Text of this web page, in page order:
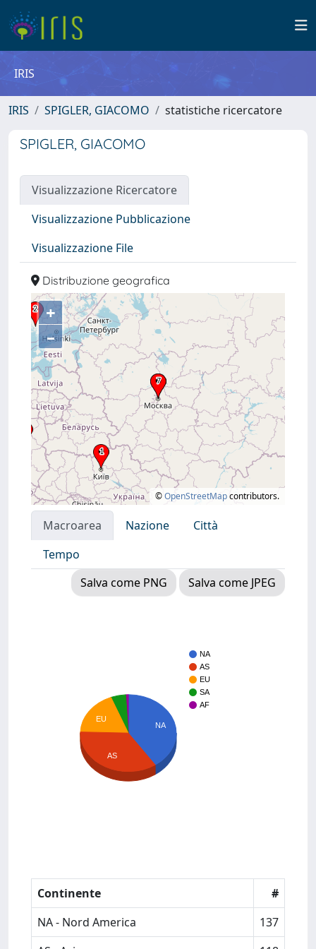
IRIS
IRIS SPIGLER, GIACOMO statistiche ricercatore
SPIGLER, GIACOMO
Visualizzazione Ricercatore
Visualizzazione Pubblicazione
Visualizzazione File
Distribuzione geografica
+
–
©OpenStreetMapcontributors.
Macroarea Nazione
Città
Tempo
Salva come PNG
Salva come JPEG
NA
AS
EU
SA
AF
NA
EU
AS
Continente
#
NA - Nord America
137